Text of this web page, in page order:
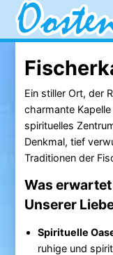
Ein stiller Ort, der
charmante
spirituelles
Denkmal, tief
Traditionen der
Was
Unserer
Spirituelle
ruhige und